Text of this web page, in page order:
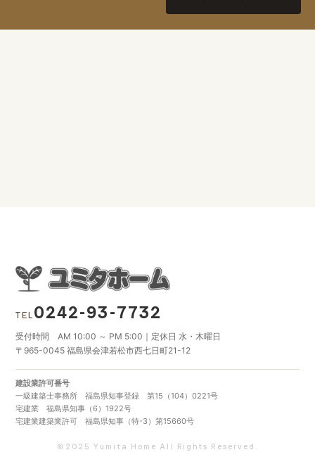
TEL0242-93-7732
受付時間 AM 10:00 ～ PM 5:00｜定休日 水・木曜日
〒965-0045 福島県会津若松市西七日町21-12
建設業許可番号
一級建築士事務所 福島県知事登録 第15（104）0221号
宅建業 福島県知事（6）1922号
宅建業建築業許可 福島県知事（特-3）第15660号
©2025 Yumita Home All Rights Reserved.